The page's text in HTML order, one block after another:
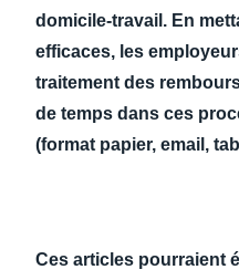
domicile-travail. En
efficaces, les
traitement des
de temps dans ces
(format papier, email,
Ces articles pourraient